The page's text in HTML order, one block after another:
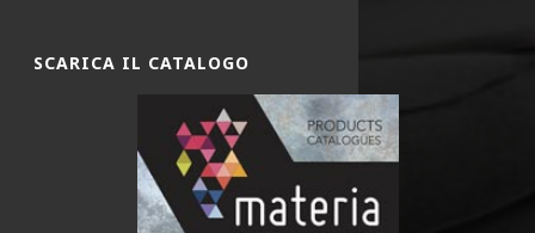
SCARICA IL CATALOGO